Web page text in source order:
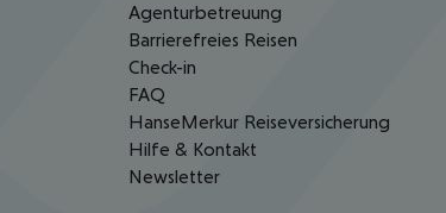
Agenturbetreuung
Barrierefreies Reisen
Check-in
FAQ
HanseMerkur Reiseversicherung
Hilfe & Kontakt
Newsletter